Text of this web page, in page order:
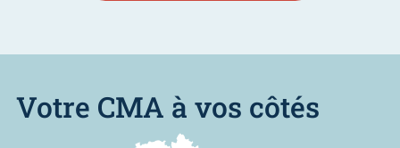
Votre CMA à vos côtés